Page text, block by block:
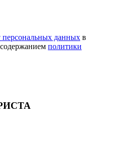
персональных данных в
политики